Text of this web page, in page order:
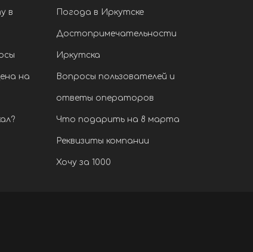
в
на
Погода в Иркутске
Достопримечательности
Иркутска
Вопросы пользователей и
ответы операторов
Что подарить на 8 марта
Реквизиты компании
Хочу за 1000